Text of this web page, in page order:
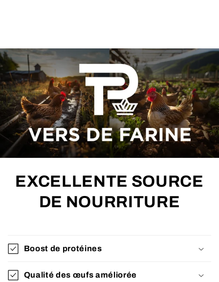
EXCELLENTE SOURCE
DE NOURRITURE
Boost de protéines
Qualité des œufs améliorée